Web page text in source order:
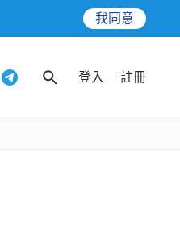
我同意
登入 註冊